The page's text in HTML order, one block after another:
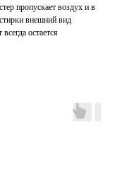
пропускает воздух и в
внешний вид
остается